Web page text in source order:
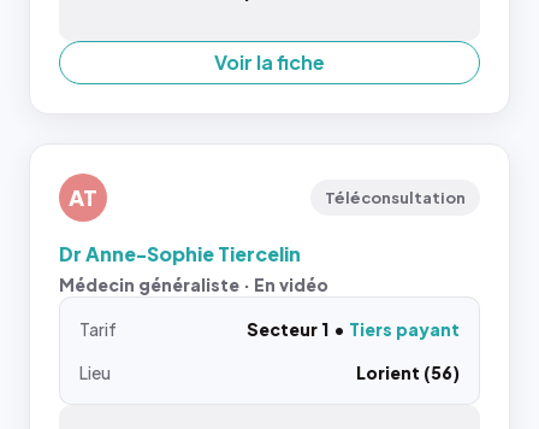
Voir la fiche
AT Téléconsultation
Dr Anne-Sophie Tiercelin
Médecin généraliste · En vidéo
Tarif Secteur 1
Tiers payant
Lieu
Lorient (56)